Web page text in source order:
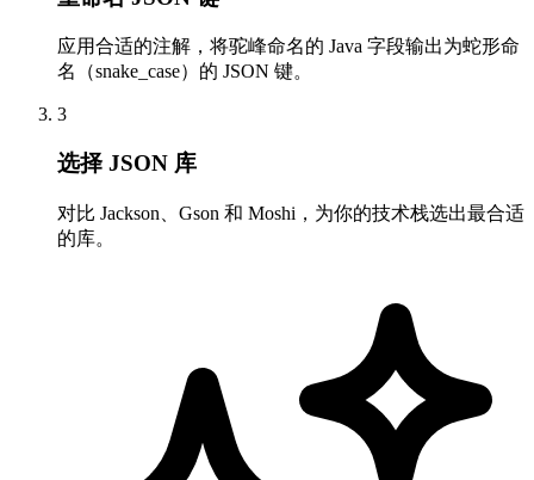
应用合适的注解，将驼峰命名的 Java 字段输出为蛇形命
名（snake_case）的 JSON 键。
3
选择 JSON 库
对比 Jackson、Gson 和 Moshi，为你的技术栈选出最合适
的库。